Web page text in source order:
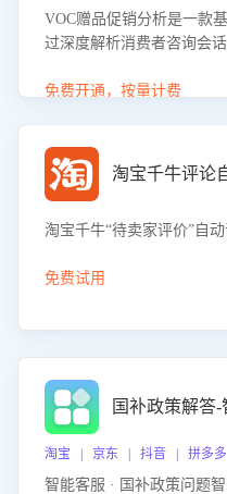
VOC赠品促销分析是一款
过深度解析消费者咨询会
销诉求，帮助企业制定个
免费开通，按量计费
淘宝千牛评论
淘宝千牛“待卖家评价”自
免费试用
国补政策解答
淘宝 | 京东 | 抖音 | 拼多多
智能客服 · 国补政策问题